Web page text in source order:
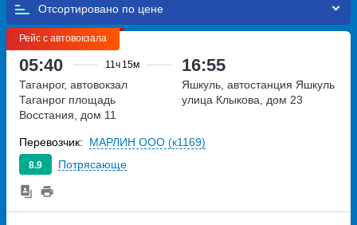
Отсортировано по
Рейс с автовокзала
05:40 11ч 15м 16:55
Таганрог, автовокзал
Таганрог площадь
Восстания, дом 11
Яшкуль, автостанция Яшкуль
улица Клыкова, дом 23
8.9 Потрясающе
Перевозчик: МАРЛИН ООО (к1169)